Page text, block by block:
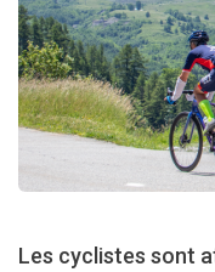
Les cyclistes sont